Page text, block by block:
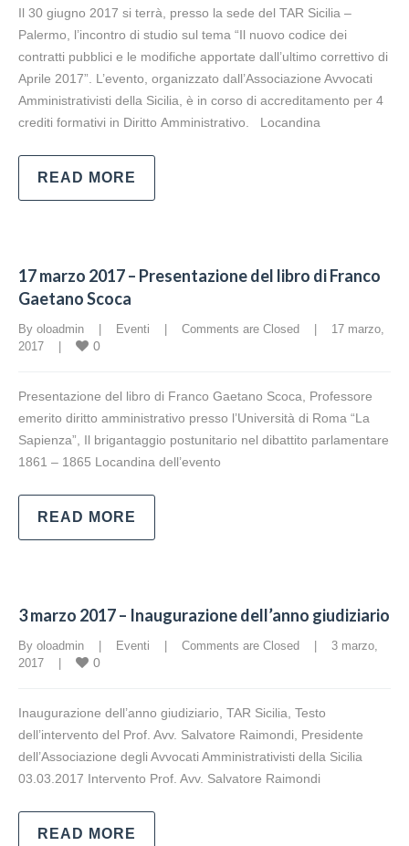
Il 30 giugno 2017 si terrà, presso la sede del TAR Sicilia –
Palermo, l’incontro di studio sul tema “Il nuovo codice dei
contratti pubblici e le modifiche apportate dall’ultimo correttivo di
Aprile 2017”. L’evento, organizzato dall’Associazione Avvocati
Amministrativisti della Sicilia, è in corso di accreditamento per 4
crediti formativi in Diritto Amministrativo. Locandina
READ MORE
17 marzo 2017 – Presentazione del libro di Franco
Gaetano Scoca
By oloadmin    | Eventi Comments are Closed
    |    17 marzo,
2017    |
0
Presentazione del libro di Franco Gaetano Scoca, Professore
emerito diritto amministrativo presso l’Università di Roma “La
Sapienza”, Il brigantaggio postunitario nel dibattito parlamentare
1861 – 1865 Locandina dell’evento
READ MORE
3 marzo 2017 – Inaugurazione dell’anno giudiziario
By oloadmin    | Eventi Comments are Closed
    |    3 marzo,
2017    |
0
Inaugurazione dell’anno giudiziario, TAR Sicilia, Testo
dell’intervento del Prof. Avv. Salvatore Raimondi, Presidente
dell’Associazione degli Avvocati Amministrativisti della Sicilia
03.03.2017 Intervento Prof. Avv. Salvatore Raimondi
READ MORE